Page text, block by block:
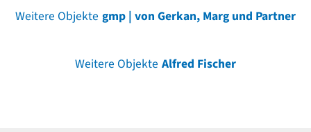
Weitere Objekte gmp | von Gerkan, Marg und Partner
Weitere Objekte Alfred Fischer